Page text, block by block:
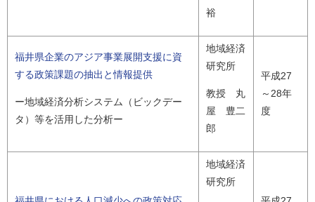
裕
福井県企業のアジア事業展開支援に資
する政策課題の抽出と情報提供
ー地域経済分析システム（ビックデー
タ）等を活用した分析ー
地域経済
研究所
教授 丸
屋 豊二
郎
平成27
～28年
度
地域経済
研究所